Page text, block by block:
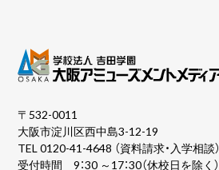
〒532-0011
大阪市淀川区西中島3-12-19
TEL0120-41-4648 （資料請求・入学相談）
受付時間 9：30 ～17：30（休校日を除く）